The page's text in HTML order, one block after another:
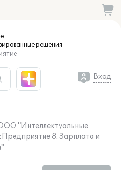
решения
Вход
"Интеллектуальные
8. Зарплата и